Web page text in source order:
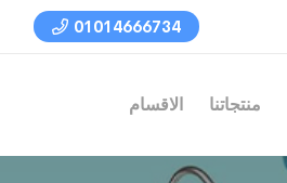
01014666734
الاقسام منتجاتنا